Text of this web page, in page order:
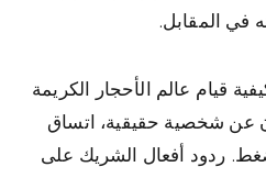
في المقابل.
قيام عالم الأحجار الكريمة
عن شخصية حقيقية، اتساق
ردود أفعال الشريك على